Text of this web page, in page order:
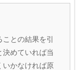
との結果を引
決めていれば当
いかなければ原